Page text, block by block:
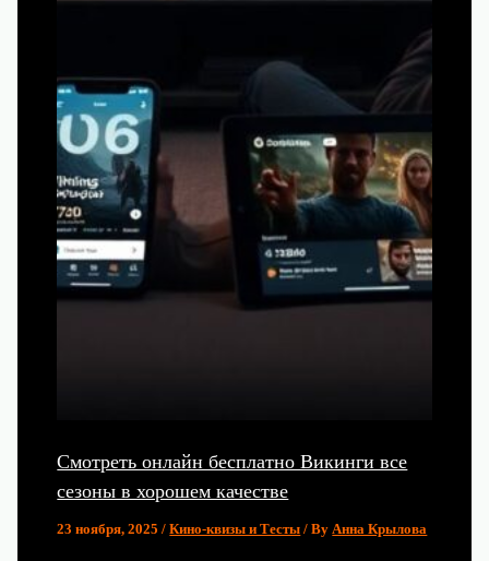
Смотреть онлайн бесплатно Викинги все
сезоны в хорошем качестве
23 ноября, 2025/Кино-квизы и Тесты / ByАнна Крылова